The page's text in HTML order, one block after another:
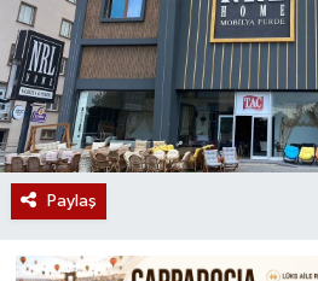
Paylaş